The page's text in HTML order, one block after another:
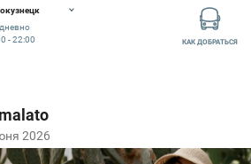
- 22:00
КАК ДОБРАТЬСЯ
2026